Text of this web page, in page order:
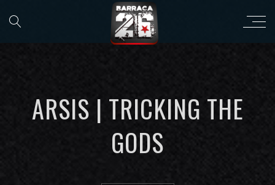
ARSIS | TRICKING THE
GODS